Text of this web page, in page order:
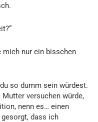
mich nur ein bisschen
so dumm sein würdest.
versuchen würde,
nenn es… einen
dass ich